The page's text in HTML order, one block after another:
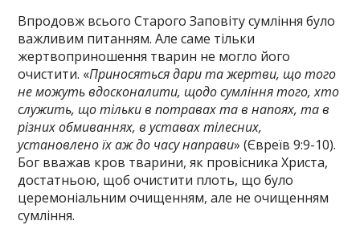
Впродовж всього Старого Заповіту сумління було
важливим питанням. Але саме тільки
жертвоприношення тварин не могло його
очистити. «Приносяться дари та жертви, що того
не можуть вдосконалити, щодо сумління того, хто
служить, що тільки в потравах та в напоях, та в
різних обмиваннях, в уставах тілесних,
установлено їх аж до часу направи» (Євреїв 9:9-10).
Бог вважав кров тварини, як провісника Христа,
достатньою, щоб очистити плоть, що було
церемоніальним очищенням, але не очищенням
сумління.